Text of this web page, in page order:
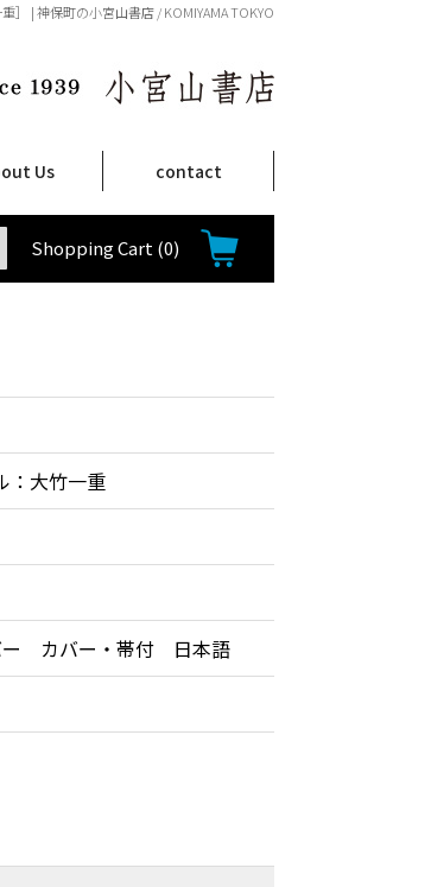
| 神保町の小宮山書店 / KOMIYAMA TOKYO
Us
ついて
引法に関する表示
シーポリシー
contact
Shopping Cart (0)
大竹一重
カバー・帯付 日本語